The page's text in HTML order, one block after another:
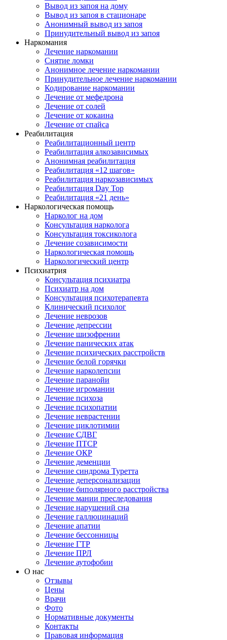
Вывод из запоя на дому
Вывод из запоя в стационаре
Анонимный вывод из запоя
Принудительный вывод из запоя
Наркомания
Лечение наркомании
Снятие ломки
Анонимное лечение наркомании
Принудительное лечение наркомании
Кодирование наркомании
Лечение от мефедрона
Лечение от солей
Лечение от кокаина
Лечение от спайса
Реабилитация
Реабилитационный центр
Реабилитация алкозависимых
Анонимная реабилитация
Реабилитация «12 шагов»
Реабилитация наркозависимых
Реабилитация Day Top
Реабилитация «21 день»
Наркологическая помощь
Нарколог на дом
Консультация нарколога
Консультация токсиколога
Лечение созависимости
Наркологическая помощь
Наркологический центр
Психиатрия
Консультация психиатра
Психиатр на дом
Консультация психотерапевта
Клинический психолог
Лечение неврозов
Лечение депрессии
Лечение шизофрении
Лечение панических атак
Лечение психических расстройств
Лечение белой горячки
Лечение нарколепсии
Лечение паранойи
Лечение игромании
Лечение психоза
Лечение психопатии
Лечение неврастении
Лечение циклотимии
Лечение СДВГ
Лечение ПТСР
Лечение ОКР
Лечение деменции
Лечение синдрома Туретта
Лечение деперсонализации
Лечение биполярного расстройства
Лечение мании преследования
Лечение нарушений сна
Лечение галлюцинаций
Лечение апатии
Лечение бессонницы
Лечение ГТР
Лечение ПРЛ
Лечение аутофобии
О нас
Отзывы
Цены
Врачи
Фото
Нормативные документы
Контакты
Правовая информация